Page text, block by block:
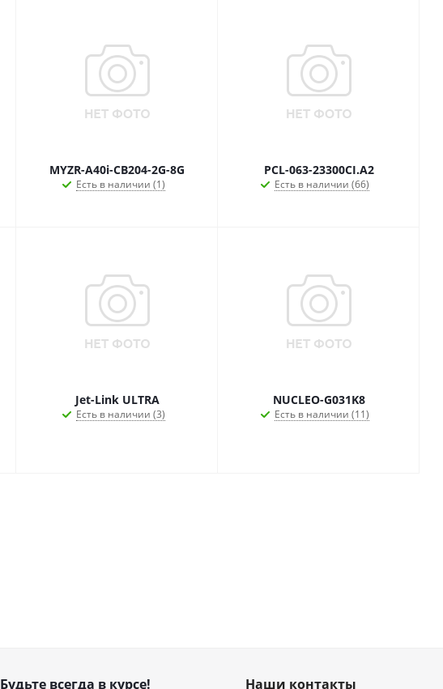
MYZR-A40i-CB204-2G-8G
Есть в наличии (1)
PCL-063-23300CI.A2
Есть в наличии (66)
Jet-Link ULTRA
Есть в наличии (3)
NUCLEO-G031K8
Есть в наличии (11)
Будьте всегда в курсе! Наши контакты